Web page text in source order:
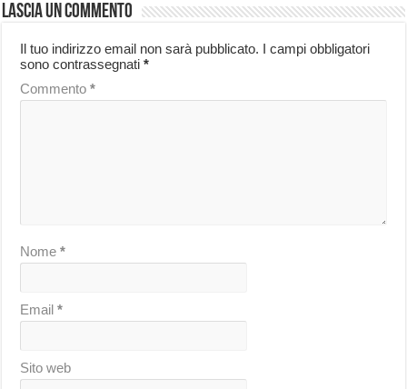
Lascia un commento
Il tuo indirizzo email non sarà pubblicato. I campi obbligatori
sono contrassegnati*
Commento*
Nome*
Email*
Sito web